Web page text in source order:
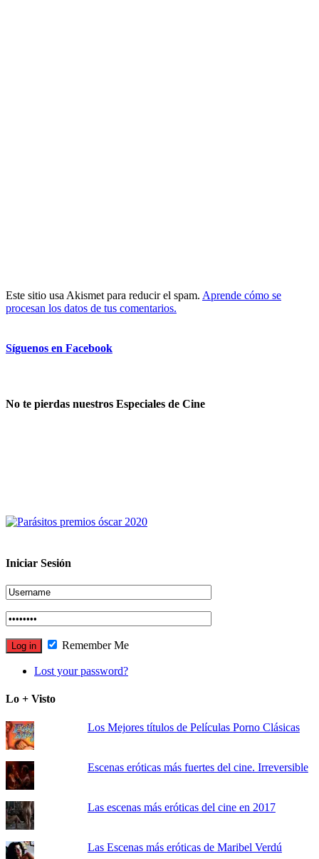
Este sitio usa Akismet para reducir el spam. Aprende cómo se
procesan los datos de tus comentarios.
Síguenos en Facebook
No te pierdas nuestros Especiales de Cine
Iniciar Sesión
Remember Me
Lost your password?
Lo + Visto
Los Mejores títulos de Películas Porno Clásicas
Escenas eróticas más fuertes del cine. Irreversible
Las escenas más eróticas del cine en 2017
Las Escenas más eróticas de Maribel Verdú